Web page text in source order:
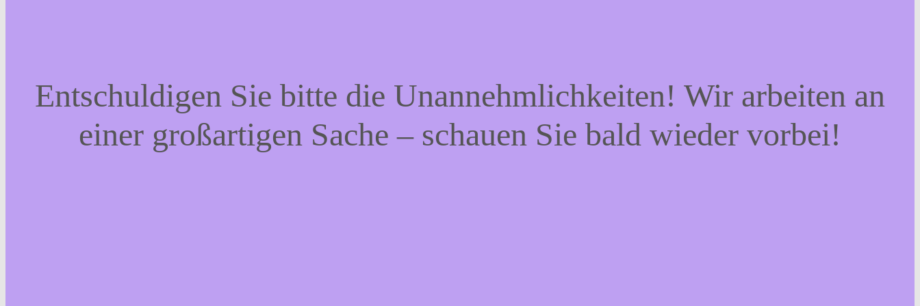
Entschuldigen Sie bitte die Unannehmlichkeiten! Wir arbeiten an
einer großartigen Sache – schauen Sie bald wieder vorbei!